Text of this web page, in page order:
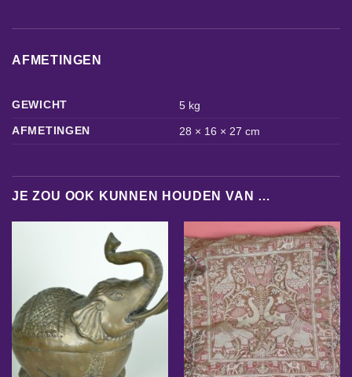
AFMETINGEN
GEWICHT
5 kg
AFMETINGEN
28 × 16 × 27 cm
JE ZOU OOK KUNNEN HOUDEN VAN …